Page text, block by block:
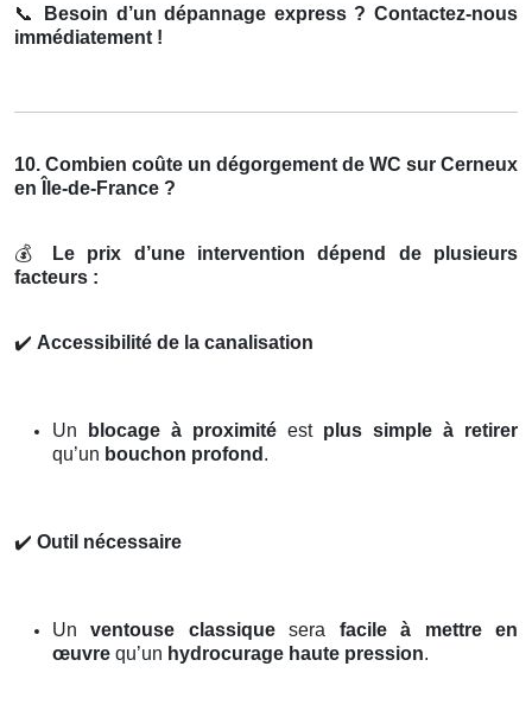
📞
Besoin d’un dépannage express ? Contactez-nous
immédiatement !
10. Combien coûte un dégorgement de WC sur Cerneux
en Île-de-France ?
💰
Le prix d’une intervention dépend de plusieurs
facteurs :
✔️ Accessibilité de la canalisation
Un blocage à proximité est plus simple à retirer
qu’un bouchon profond .
✔️ Outil nécessaire
Unventouse classiquesera facile à mettre en
œuvre qu’un hydrocurage haute pression.